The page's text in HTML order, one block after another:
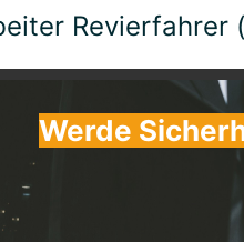
Revierfahrer
Werde